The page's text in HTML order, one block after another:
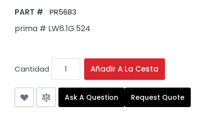
PART # PR5683
prima # LW6.1G.524
Cantidad Añadir A La Cesta
Ask A Question Request Quote